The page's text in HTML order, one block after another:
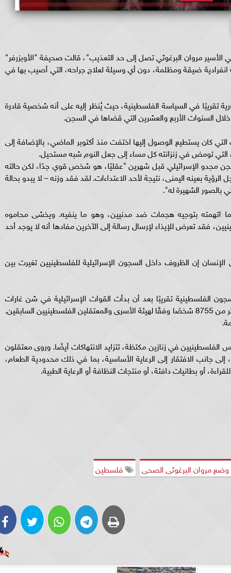
الأسير مروان البرغوثي تصل إلى حد التعذيب"، قالت صحيفة "الأوبزرفر"
انفرادية ضيقة ومظلمة، دون أي وسيلة لعلاج جراحه، التي أصيب بها في
تقريبًا في السياسة الفلسطينية، حيث يُنظر إليه على أنه شخصية قادرة
السنوات الأربع والعشرين التي قضاها في السجن.
كان يستطيع الوصول إليها اختفت منذ أكتوبر الماضي، بالإضافة إلى
التي تومض في زنزانته كل مساء إلى جعل النوم شبه مستحيل.
مجدو الإسرائيلي قبل شهرين "عقليًا، هو شخص قوي جدًا، لكن حالته
بعينه اليمنى، نتيجة لأحد الاعتداءات. لقد فقد وزنه – لا يبدو بحالة
بالصور الشهيرة له".
اتهمته بتوجيه هجمات ضد مدنيين، وهو ما ينفيه. ويخشى محاموه
فقد تعرض للإيذاء لإرسال رسالة إلى الآخرين مفادها أنه لا يوجد أحد
إن الظروف داخل السجون الإسرائيلية للفلسطينيين تغيرت بين
الفلسطينية تقريبًا بعد أن بدأت القوات الإسرائيلية في شن غارات
منتظمة في جميع أنحاء الضفة الغربية، واعتقلت أكثر من 8755 شخصًا وفقًا لهيئة الأسرى والمعتقلين الفلسطينيين السابقين.
في زنازين مكتظة، تتزايد الانتهاكات أيضًا. وروى معتقلون
جانب الافتقار إلى الرعاية الأساسية، بما في ذلك محدودية الطعام،
أو بطانيات دافئة، أو منتجات النظافة أو الرعاية الطبية.
وضع مروان البرغوثى الصحى
فلسطين